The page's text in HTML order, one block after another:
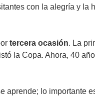
con la alegría y
tercera ocasión. La
la Copa. Ahora, 40
lo importante